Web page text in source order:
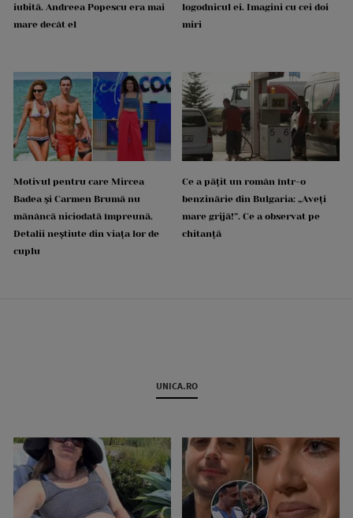
iubită. Andreea Popescu era mai
mare decât el
logodnicul ei. Imagini cu cei doi
miri
Motivul pentru care Mircea
Badea și Carmen Brumă nu
mănâncă niciodată împreună.
Detalii neștiute din viața lor de
cuplu
Ce a pățit un român într-o
benzinărie din Bulgaria: „Aveți
mare grijă!”. Ce a observat pe
chitanță
UNICA.RO